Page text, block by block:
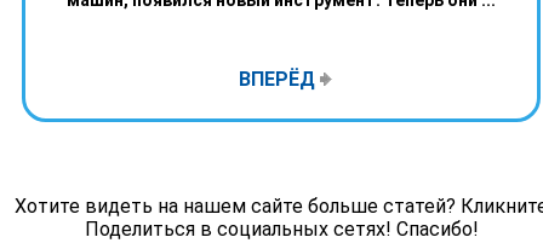
ВПЕРЁД
Хотите видеть на нашем сайте больше статей?
Поделиться в социальных сетях! Спасибо!